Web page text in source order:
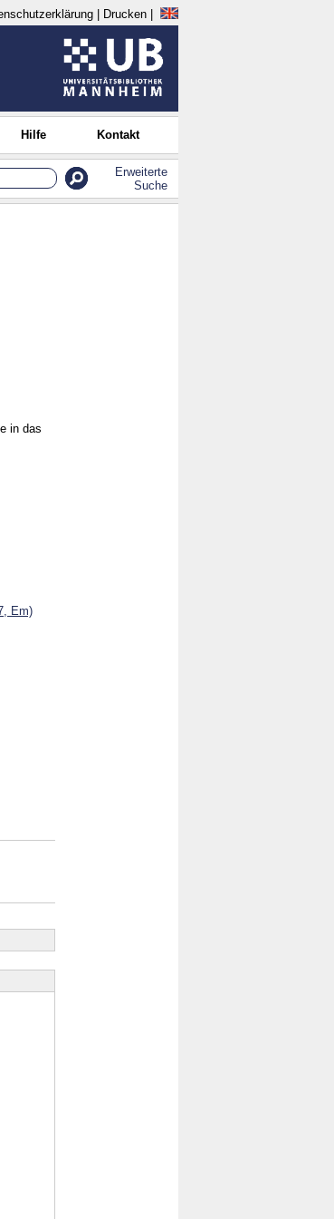
Drucken
Hilfe Kontakt
Erweiterte
Suche
in das
Em)